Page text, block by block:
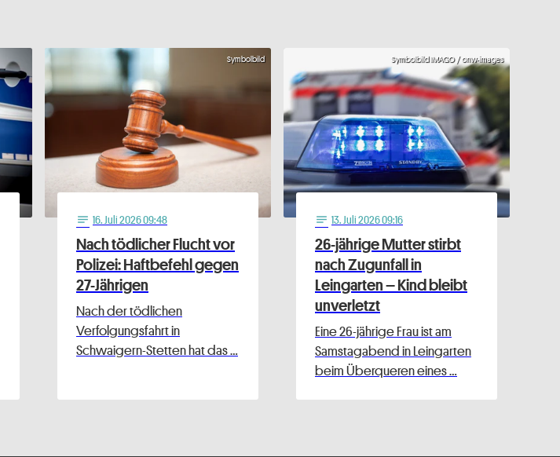
Symbolbild
notes 16. Juli 2026 09:48
Nach tödlicher Flucht vor
Polizei: Haftbefehl gegen
27-Jährigen
Nach der tödlichen
Verfolgungsfahrt in
Schwaigern-Stetten hat das …
Symbolbild IMAGO / onw-images
notes 13. Juli 2026 09:16
26-jährige Mutter stirbt
nach Zugunfall in
Leingarten – Kind bleibt
unverletzt
Eine 26-jährige Frau ist am
Samstagabend in Leingarten
beim Überqueren eines …